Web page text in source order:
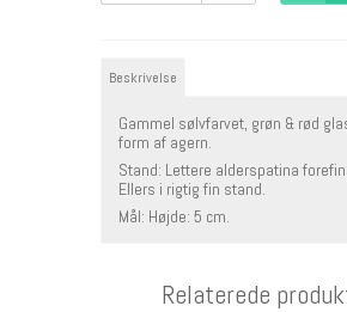
Beskrivelse
Gammel sølvfarvet, grøn & rød
form af agern.
Stand: Lettere alderspatina
Ellers i rigtig fin stand.
Mål: Højde: 5 cm.
Relaterede